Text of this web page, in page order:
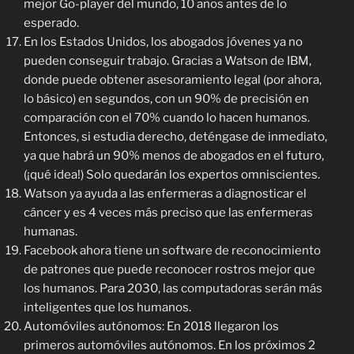
mejor Go-player del mundo, 10 años antes de lo
esperado.
En los Estados Unidos, los abogados jóvenes ya no
pueden conseguir trabajo. Gracias a Watson de IBM,
donde puede obtener asesoramiento legal (por ahora,
lo básico) en segundos, con un 90% de precisión en
comparación con el 70% cuando lo hacen humanos.
Entonces, si estudia derecho, deténgase de inmediato,
ya que habrá un 90% menos de abogados en el futuro,
(¡qué idea!) Solo quedarán los expertos omniscientes.
Watson ya ayuda a las enfermeras a diagnosticar el
cáncer y es 4 veces más preciso que las enfermeras
humanas.
Facebook ahora tiene un software de reconocimiento
de patrones que puede reconocer rostros mejor que
los humanos. Para 2030, las computadoras serán más
inteligentes que los humanos.
Automóviles autónomos: En 2018 llegaron los
primeros automóviles autónomos. En los próximos 2